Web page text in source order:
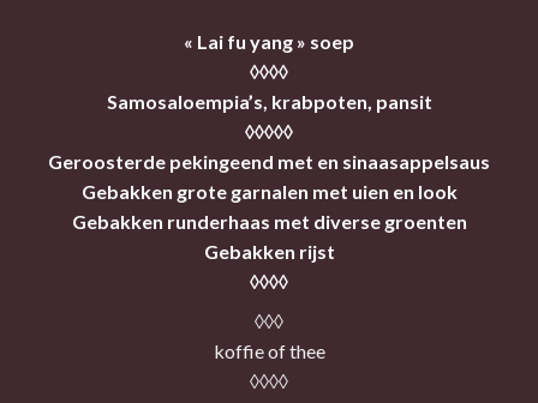
« Lai fu yang » soep
◊◊◊◊
Samosaloempia’s, krabpoten, pansit
◊◊◊◊◊
Geroosterde pekingeend met en sinaasappelsaus
Gebakken grote garnalen met uien en look
Gebakken runderhaas met diverse groenten
Gebakken rijst
◊◊◊◊
◊◊◊
koffie of thee
◊◊◊◊